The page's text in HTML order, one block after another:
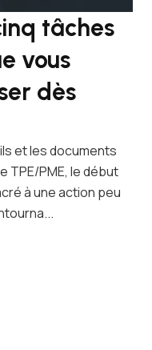
tâches
vous
dès
et les documents
TPE/PME, le début
à une action peu